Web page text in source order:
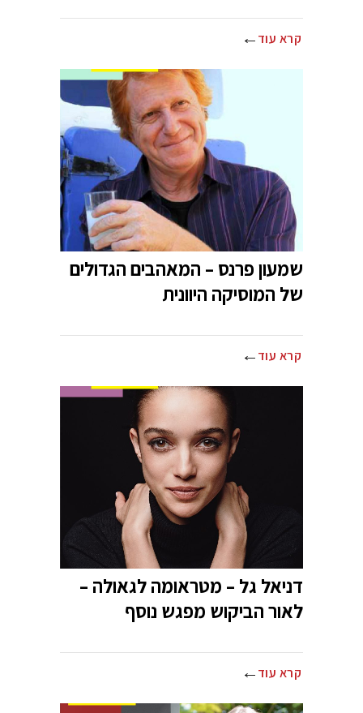
קרא עוד
שמעון פרנס – המאהבים הגדולים
של המוסיקה היוונית
קרא עוד
דניאל גל – מטראומה לגאולה –
לאור הביקוש מפגש נוסף
קרא עוד